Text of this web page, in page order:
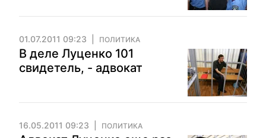
01.07.2011 09:23 ПОЛИТИКА
В деле Луценко 101
свидетель, - адвокат
16.05.2011 09:23 ПОЛИТИКА